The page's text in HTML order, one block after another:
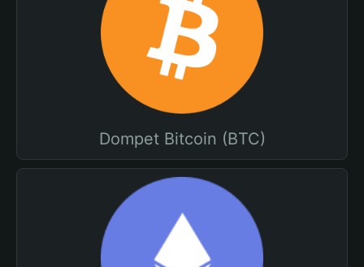
Dompet Bitcoin (BTC)